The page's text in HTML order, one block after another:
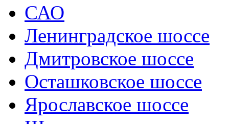
САО
Ленинградское шоссе
Дмитровское шоссе
Осташковское шоссе
Ярославское шоссе